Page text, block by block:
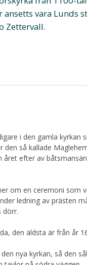
vara Lunds
Zettervall.
i den gamla kyrkan
så kallade
efter av
om en ceremoni som
ledning av prästen
dörr.
den äldsta är från år
nya kyrkan, så den